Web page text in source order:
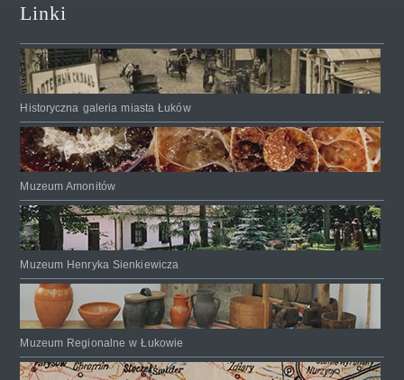
Linki
Historyczna galeria miasta Łuków
Muzeum Amonitów
Muzeum Henryka Sienkiewicza
Muzeum Regionalne w Łukowie